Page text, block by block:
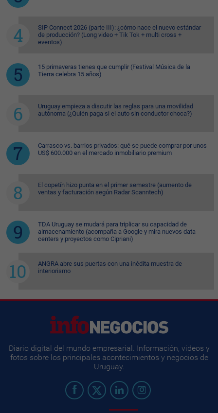
SIP Connect 2026 (parte III): ¿cómo nace el nuevo estándar
de producción? (Long video + Tik Tok + multi cross +
eventos)
15 primaveras tienes que cumplir (Festival Música de la
Tierra celebra 15 años)
Uruguay empieza a discutir las reglas para una movilidad
autónoma (¿Quién paga si el auto sin conductor choca?)
Carrasco vs. barrios privados: qué se puede comprar por unos
US$ 600.000 en el mercado inmobiliario premium
El copetín hizo punta en el primer semestre (aumento de
ventas y facturación según Radar Scanntech)
TDA Uruguay se mudará para triplicar su capacidad de
almacenamiento (acompaña a Google y mira nuevos data
centers y proyectos como Cipriani)
ANGRA abre sus puertas con una inédita muestra de
interiorismo
Diario digital del mundo empresarial. Información, videos y
fotos sobre los principales acontecimientos y negocios de
Uruguay.